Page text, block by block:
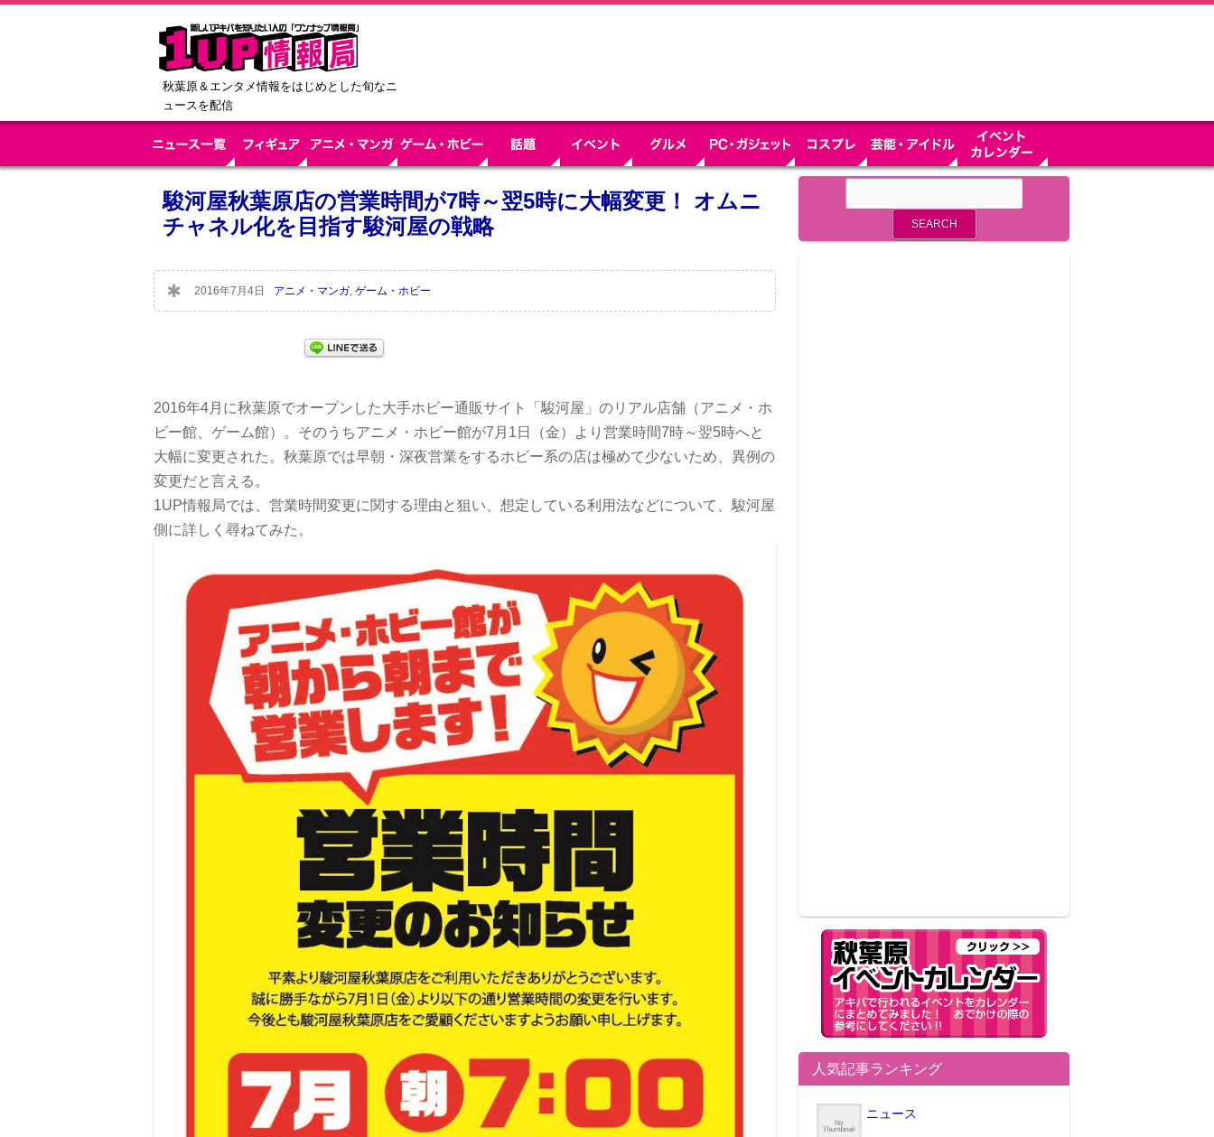
秋葉原＆エンタメ情報をはじめとした旬なニ
ュースを配信
駿河屋秋葉原店の営業時間が7時～翌5時に大幅変更！ オムニ
チャネル化を目指す駿河屋の戦略
2016年7月4日 アニメ・マンガ, ゲーム・ホビー
2016年4月に秋葉原でオープンした大手ホビー通販サイト「駿河屋」のリアル店舗（アニメ・ホ
ビー館、ゲーム館）。そのうちアニメ・ホビー館が7月1日（金）より営業時間7時～翌5時へと
大幅に変更された。秋葉原では早朝・深夜営業をするホビー系の店は極めて少ないため、異例の
変更だと言える。
1UP情報局では、営業時間変更に関する理由と狙い、想定している利用法などについて、駿河屋
側に詳しく尋ねてみた。
人気記事ランキング
ニュース